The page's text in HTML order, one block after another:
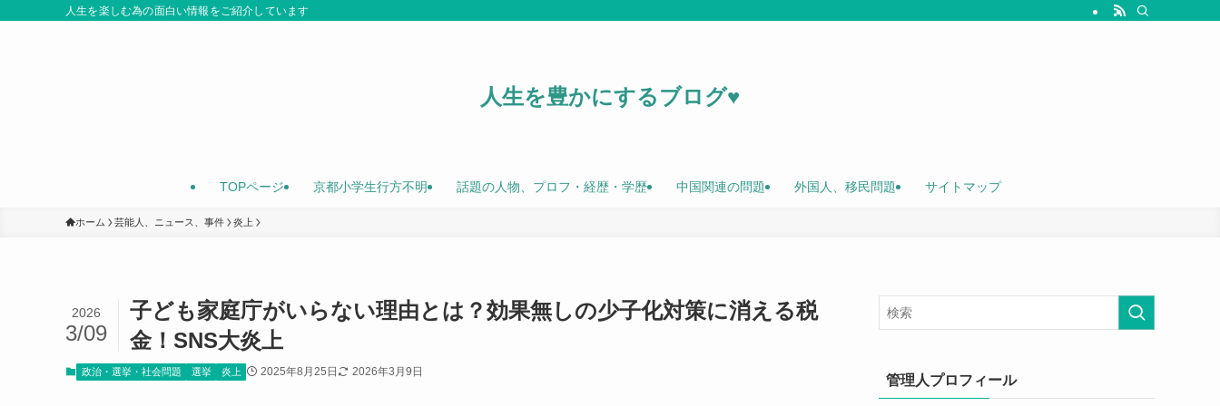
人生を楽しむ為の面白い情報をご紹介しています
人生を豊かにするブログ♥
TOPページ 京都小学生行方不明 話題の人物、プロフ・経歴・学歴 中国関連の問題 外国人、移民問題 サイトマップ
ホーム 芸能人、ニュース、事件 炎上
子ども家庭庁がいらない理由とは？効果無しの少子化対策に消える税
金！SNS大炎上
2026
3/09
政治・選挙・社会問題 選挙 炎上 2025年8月25日 2026年3月9日
管理人プロフィール